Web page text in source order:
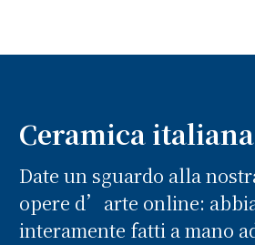
Ceramica italiana
Date un sguardo alla
opere d’arte online:
interamente fatti a mano